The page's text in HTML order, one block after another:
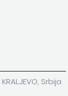
Srbija